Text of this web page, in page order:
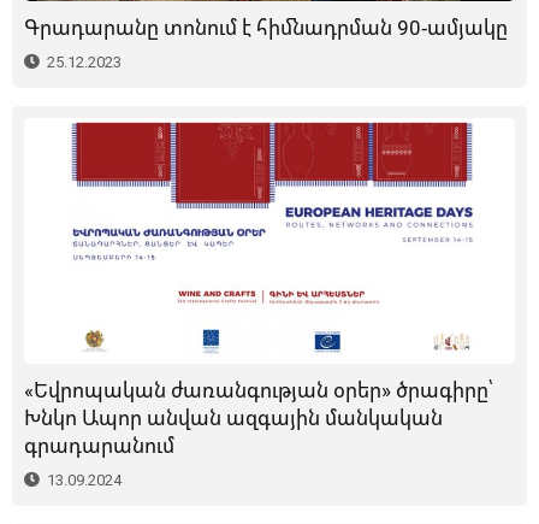
Գրադարանը տոնում է հիմնադրման 90-ամյակը
25.12.2023
«Եվրոպական ժառանգության օրեր» ծրագիրը՝
Խնկո Ապոր անվան ազգային մանկական
գրադարանում
13.09.2024